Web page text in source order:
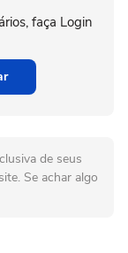
faça Login
de seus
Se achar algo